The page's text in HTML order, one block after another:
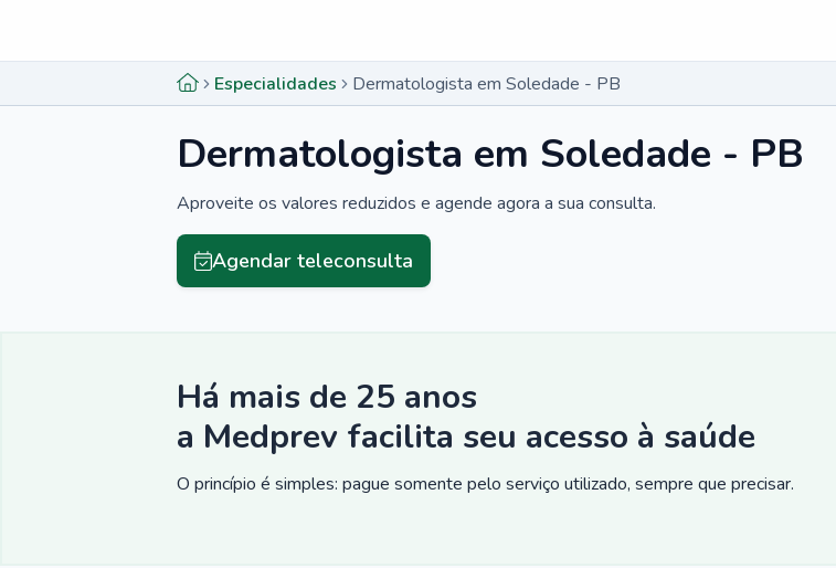
Especialidades Dermatologista em Soledade - PB
Dermatologista em Soledade - PB
Aproveite os valores reduzidos e agende agora a sua consulta.
Agendar teleconsulta
Há mais de 25 anos
a Medprev facilita seu acesso à saúde
O princípio é simples: pague somente pelo serviço utilizado, sempre que precisar.